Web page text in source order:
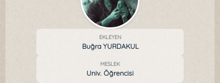
EKLEYEN
Buğra YURDAKUL
MESLEK
Univ. Öğrencisi